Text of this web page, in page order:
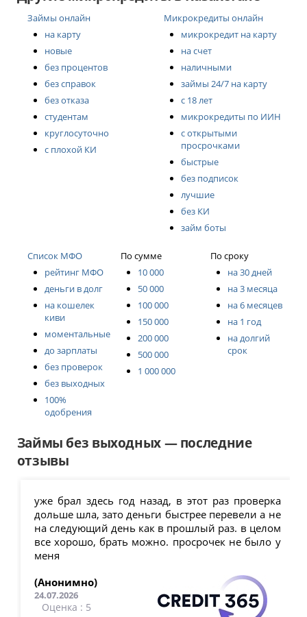
важно оценить свои финансовые возможности и
условия договора.
Займы онлайн
на карту
новые
без процентов
без справок
без отказа
студентам
круглосуточно
с плохой КИ
Микрокредиты онлайн
микрокредит на карту
на счет
наличными
займы 24/7 на карту
с 18 лет
микрокредиты по ИИН
с открытыми
просрочками
быстрые
без подписок
лучшие
без КИ
займ боты
Список МФО
рейтинг МФО
деньги в долг
на кошелек
киви
моментальные
до зарплаты
без проверок
без выходных
100%
одобрения
По сумме
10 000
50 000
100 000
150 000
200 000
500 000
1 000 000
По сроку
на 30 дней
на 3 месяца
на 6 месяцев
на 1 год
на долгий
срок
Займы без выходных — последние
отзывы
уже брал здесь год назад, в этот раз проверка
дольше шла, зато деньги быстрее перевели а не
на следующий день как в прошлый раз. в целом
все хорошо, брать можно. просрочек не было у
меня
(Анонимно)
24.07.2026
Оценка : 5